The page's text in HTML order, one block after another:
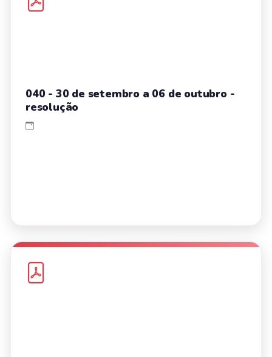
040 - 30 de setembro a 06 de outubro -
resolução